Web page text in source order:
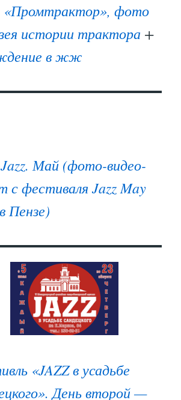
«Промтрактор», фото
истории трактора +
в жж
Май (фото-видео-
с фестиваля Jazz May
Пензе)
«JAZZ в усадьбе
День второй —